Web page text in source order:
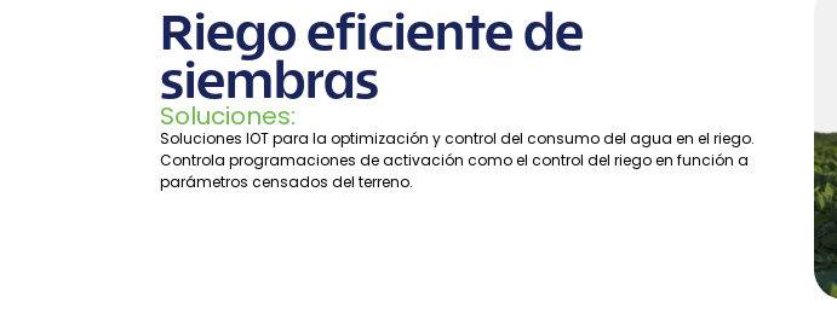
Riego eficiente de
siembras
Soluciones:
Soluciones IOT para la optimización y control del consumo del agua en el riego.
Controla programaciones de activación como el control del riego en función a
parámetros censados del terreno.